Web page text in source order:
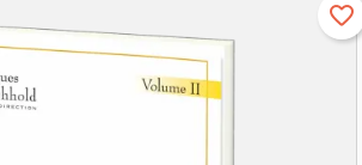
favorite_border